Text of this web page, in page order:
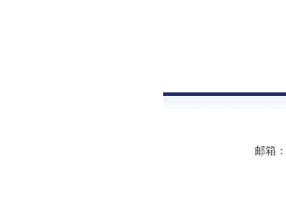
邮箱：